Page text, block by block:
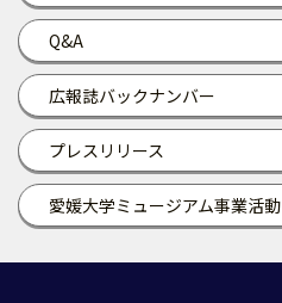
Q&A
広報誌バックナンバー
プレスリリース
愛媛大学ミュージアム事業活動